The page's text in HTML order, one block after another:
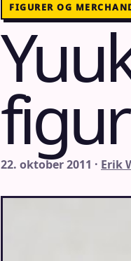
FIGURER OG
figur
22. oktober 2011 · Erik